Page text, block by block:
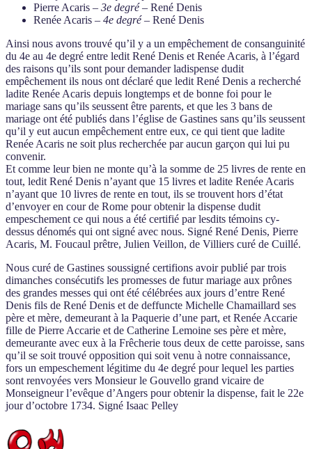
Pierre Acaris – 3e degré– René Denis
Renée Acaris – 4e degré– René Denis
Ainsi nous avons trouvé qu’il y a un empêchement de consanguinité
du 4e au 4e degré entre ledit René Denis et Renée Acaris, à l’égard
des raisons qu’ils sont pour demander ladispense dudit
empêchement ils nous ont déclaré que ledit René Denis a recherché
ladite Renée Acaris depuis longtemps et de bonne foi pour le
mariage sans qu’ils seussent être parents, et que les 3 bans de
mariage ont été publiés dans l’église de Gastines sans qu’ils seussent
qu’il y eut aucun empêchement entre eux, ce qui tient que ladite
Renée Acaris ne soit plus recherchée par aucun garçon qui lui pu
convenir.
Et comme leur bien ne monte qu’à la somme de 25 livres de rente en
tout, ledit René Denis n’ayant que 15 livres et ladite Renée Acaris
n’ayant que 10 livres de rente en tout, ils se trouvent hors d’état
d’envoyer en cour de Rome pour obtenir la dispense dudit
empeschement ce qui nous a été certifié par lesdits témoins cy-
dessus dénomés qui ont signé avec nous. Signé René Denis, Pierre
Acaris, M. Foucaul prêtre, Julien Veillon, de Villiers curé de Cuillé.
Nous curé de Gastines soussigné certifions avoir publié par trois
dimanches consécutifs les promesses de futur mariage aux prônes
des grandes messes qui ont été célébrées aux jours d’entre René
Denis fils de René Denis et de deffuncte Michelle Chamaillard ses
père et mère, demeurant à la Paquerie d’une part, et Renée Accarie
fille de Pierre Accarie et de Catherine Lemoine ses père et mère,
demeurante avec eux à la Frêcherie tous deux de cette paroisse, sans
qu’il se soit trouvé opposition qui soit venu à notre connaissance,
fors un empeschement légitime du 4e degré pour lequel les parties
sont renvoyées vers Monsieur le Gouvello grand vicaire de
Monseigneur l’evêque d’Angers pour obtenir la dispense, fait le 22e
jour d’octobre 1734. Signé Isaac Pelley